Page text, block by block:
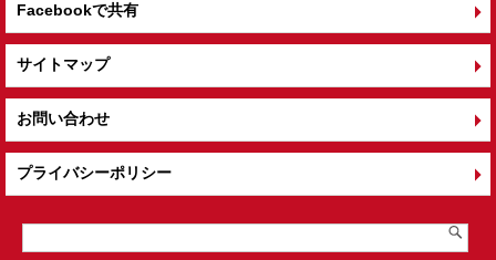
Facebookで共有
サイトマップ
お問い合わせ
プライバシーポリシー